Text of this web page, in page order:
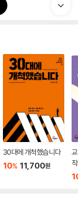
30대에 개척했습니다
10% 11,700원